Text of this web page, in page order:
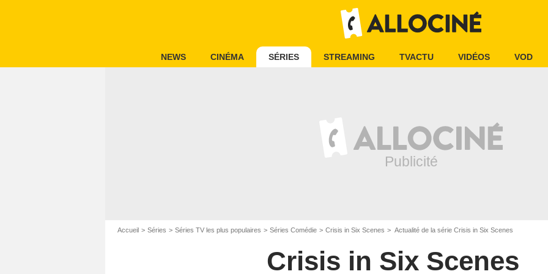
NEWS CINÉMA SÉRIES STREAMING TVACTU VIDÉOS VOD
Accueil Séries Séries TV les plus populaires Séries Comédie Crisis in Six Scenes Actualité de la série Crisis in Six Scenes
Crisis in Six Scenes